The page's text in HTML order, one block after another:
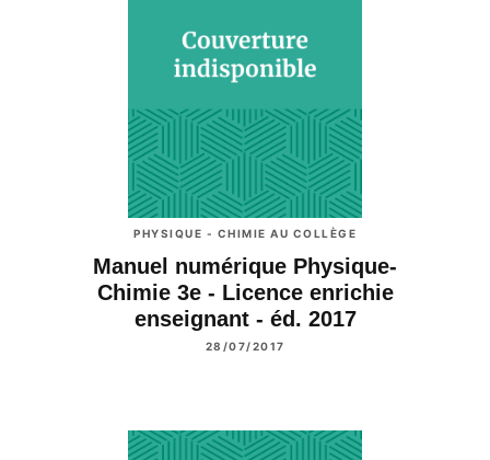
PHYSIQUE - CHIMIE AU COLLÈGE
Manuel numérique Physique-
Chimie 3e - Licence enrichie
enseignant - éd. 2017
28/07/2017